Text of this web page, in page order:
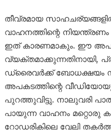
തീവ്രമായ
വാഹനത്തിന്റെ
ഇത് കാരണമാകും. ഈ
വ്യക്തമാക്കുന്നതിനായി,
ഡ്രൈവർക്ക് ബോധക്ഷയം
അപകടത്തിന്റെ
പുറത്തുവിട്ടു. നാലുവരി
പായുന്ന വാഹനം മറ്റൊരു
റോഡരികിലെ വേലി